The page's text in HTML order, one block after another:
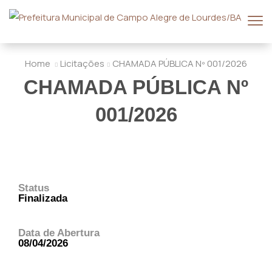
Home Licitações CHAMADA PÚBLICA Nº 001/2026
CHAMADA PÚBLICA Nº
001/2026
Status
Finalizada
Data de Abertura
08/04/2026